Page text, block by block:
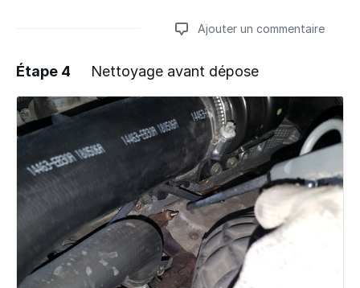
Ajouter un commentaire
Ajouter un commentaire
Étape 4 Nettoyage avant dépose